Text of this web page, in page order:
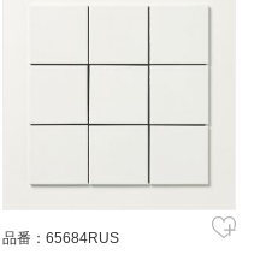
品番：65684RUS